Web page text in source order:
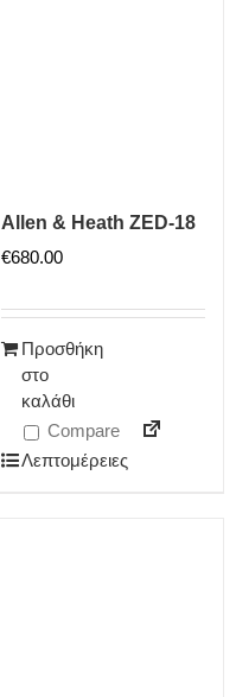
Allen & Heath ZED-18
€680.00
Προσθήκη
στο
καλάθι
Compare
Λεπτομέρειες